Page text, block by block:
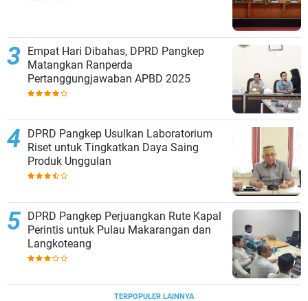
Empat Hari Dibahas, DPRD Pangkep
Matangkan Ranperda
Pertanggungjawaban APBD 2025
DPRD Pangkep Usulkan Laboratorium
Riset untuk Tingkatkan Daya Saing
Produk Unggulan
DPRD Pangkep Perjuangkan Rute Kapal
Perintis untuk Pulau Makarangan dan
Langkoteang
TERPOPULER LAINNYA